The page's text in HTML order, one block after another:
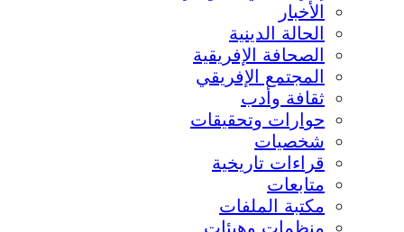
الأخبار
الحالة الدينية
الصحافة الإفريقية
المجتمع الإفريقي
ثقافة وأدب
حوارات وتحقيقات
شخصيات
قراءات تاريخية
متابعات
مكتبة الملفات
منظمات وهيئات